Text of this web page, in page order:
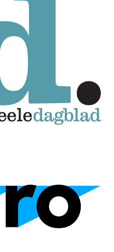
het Financieele
met School voor
een syllabus van
technieken.
medewerkers in
en creatiever
schrijven.